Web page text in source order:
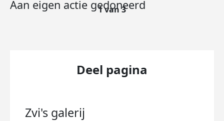
Aan eigen actie gedoneerd
1 van 3
Deel pagina
Zvi's galerij